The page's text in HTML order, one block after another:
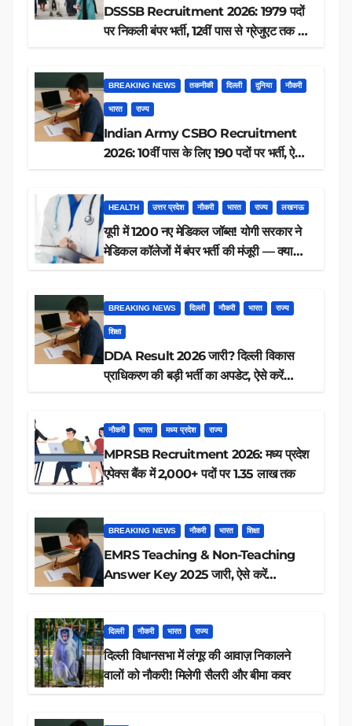
DSSSB Recruitment 2026: 1979 पदों
पर निकली बंपर भर्ती, 12वीं पास से ग्रेजुएट तक करें
BREAKING NEWS तकनीकी दिल्ली दुनिया नौकरी
भारत राज्य
Indian Army CSBO Recruitment
2026: 10वीं पास के लिए 190 पदों पर भर्ती, ऐसे
HEALTH उत्तर प्रदेश नौकरी भारत राज्य लखनऊ
यूपी में 1200 नए मेडिकल जॉब्स! योगी सरकार ने
मेडिकल कॉलेजों में बंपर भर्ती की मंजूरी — क्या
BREAKING NEWS दिल्ली नौकरी भारत राज्य
शिक्षा
DDA Result 2026 जारी? दिल्ली विकास
प्राधिकरण की बड़ी भर्ती का अपडेट, ऐसे करें
नौकरी भारत मध्य प्रदेश राज्य
MPRSB Recruitment 2026: मध्य प्रदेश
एपेक्स बैंक में 2,000+ पदों पर 1.35 लाख तक
BREAKING NEWS नौकरी भारत शिक्षा
EMRS Teaching & Non-Teaching
Answer Key 2025 जारी, ऐसे करें
दिल्ली नौकरी भारत राज्य
दिल्ली विधानसभा में लंगूर की आवाज़ निकालने
वालों को नौकरी! मिलेगी सैलरी और बीमा कवर